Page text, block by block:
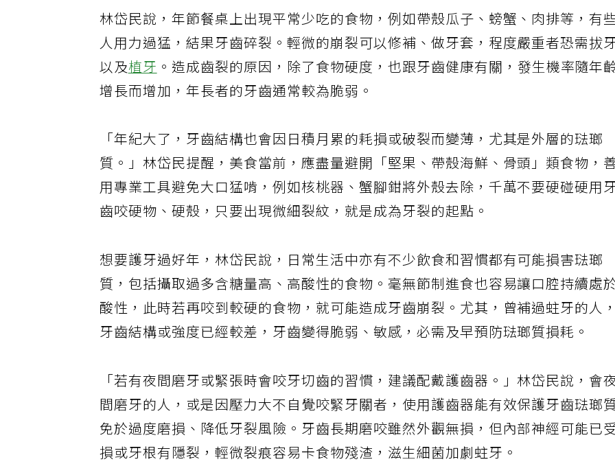
林岱民說，年節餐桌上出現平常少吃的食物，例如帶殼瓜子、螃蟹、肉排等，有
人用力過猛，結果牙齒碎裂。輕微的崩裂可以修補、做牙套，程度嚴重者恐需拔
以及植牙 。造成齒裂的原因，除了食物硬度，也跟牙齒健康有關，發生機率隨年
增長而增加，年長者的牙齒通常較為脆弱。
「年紀大了，牙齒結構也會因日積月累的耗損或破裂而變薄，尤其是外層的琺瑯
質。」林岱民提醒，美食當前，應盡量避開「堅果、帶殼海鮮、骨頭」類食物，
用專業工具避免大口猛啃，例如核桃器、蟹腳鉗將外殼去除，千萬不要硬碰硬用牙
齒咬硬物、硬殼，只要出現微細裂紋，就是成為牙裂的起點。
想要護牙過好年，林岱民說，日常生活中亦有不少飲食和習慣都有可能損害琺瑯
質，包括攝取過多含糖量高、高酸性的食物。毫無節制進食也容易讓口腔持續處於
酸性，此時若再咬到較硬的食物，就可能造成牙齒崩裂。尤其，曾補過蛀牙的人，
牙齒結構或強度已經較差，牙齒變得脆弱、敏感，必需及早預防琺瑯質損耗。
「若有夜間磨牙或緊張時會咬牙切齒的習慣，建議配戴護齒器。」林岱民說，會
間磨牙的人，或是因壓力大不自覺咬緊牙關者，使用護齒器能有效保護牙齒琺瑯
免於過度磨損、降低牙裂風險。牙齒長期磨咬雖然外觀無損，但內部神經可能已